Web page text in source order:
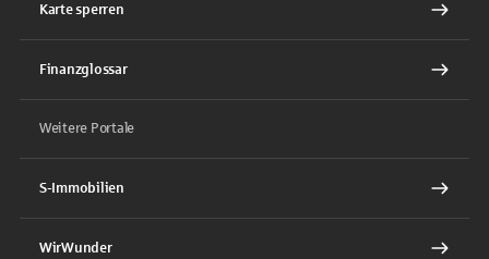
Karte sperren
Finanzglossar
Weitere Portale
S-Immobilien
WirWunder